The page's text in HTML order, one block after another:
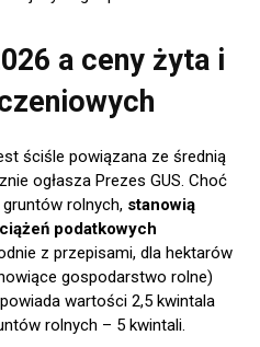
a ceny żyta i
ściśle powiązana ze średnią
ogłasza Prezes GUS. Choć
rolnych, stanowią
podatkowych
z przepisami, dla hektarów
gospodarstwo rolne)
wartości 2,5 kwintala
rolnych – 5 kwintali.